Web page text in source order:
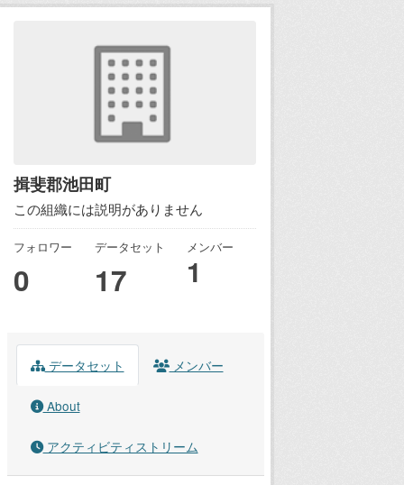
揖斐郡池田町
この組織には説明がありません
フォロワー
0
データセット
17
メンバー
1
データセット メンバー
About
アクティビティストリーム